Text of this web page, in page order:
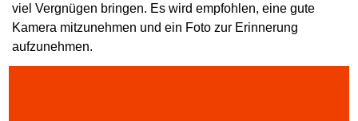
viel Vergnügen bringen. Es wird empfohlen, eine gute
Kamera mitzunehmen und ein Foto zur Erinnerung
aufzunehmen.